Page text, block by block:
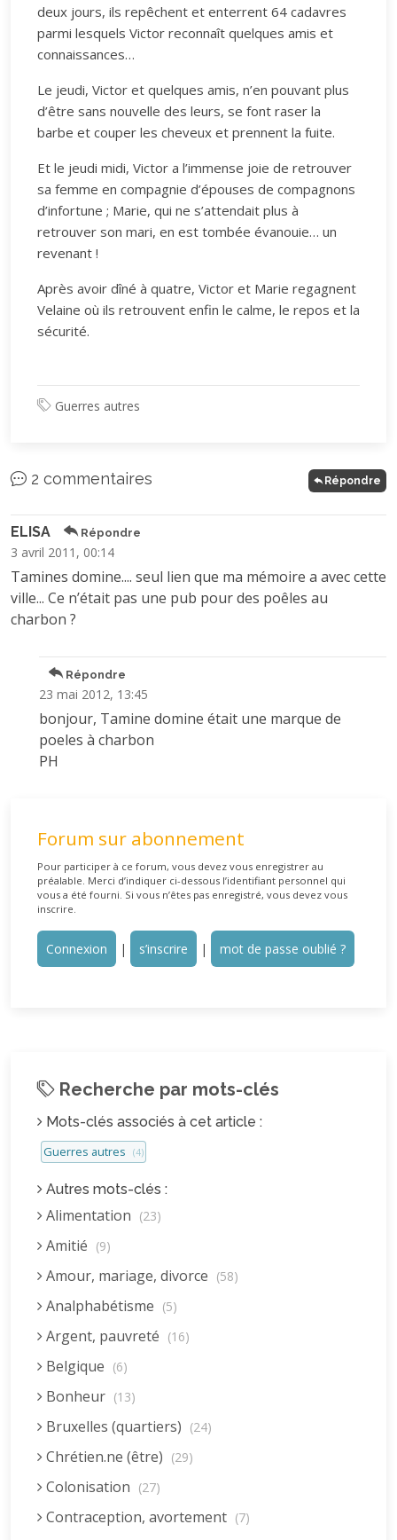
deux jours, ils repêchent et enterrent 64 cadavres
parmi lesquels Victor reconnaît quelques amis et
connaissances…
Le jeudi, Victor et quelques amis, n’en pouvant plus
d’être sans nouvelle des leurs, se font raser la
barbe et couper les cheveux et prennent la fuite.
Et le jeudi midi, Victor a l’immense joie de retrouver
sa femme en compagnie d’épouses de compagnons
d’infortune ; Marie, qui ne s’attendait plus à
retrouver son mari, en est tombée évanouie… un
revenant !
Après avoir dîné à quatre, Victor et Marie regagnent
Velaine où ils retrouvent enfin le calme, le repos et la
sécurité.
Guerres autres
2 commentaires Répondre
ELISA Répondre
3 avril 2011, 00:14
Tamines domine.... seul lien que ma mémoire a avec cette
ville... Ce n’était pas une pub pour des poêles au
charbon ?
Répondre
23 mai 2012, 13:45
bonjour, Tamine domine était une marque de
poeles à charbon
PH
Forum sur abonnement
Pour participer à ce forum, vous devez vous enregistrer au
préalable. Merci d’indiquer ci-dessous l’identifiant personnel qui
vous a été fourni. Si vous n’êtes pas enregistré, vous devez vous
inscrire.
Connexion | s’inscrire | mot de passe oublié ?
Recherche par mots-clés
Mots-clés associés à cet article :
Guerres autres (4)
Autres mots-clés :
Alimentation (23)
Amitié (9)
Amour, mariage, divorce (58)
Analphabétisme (5)
Argent, pauvreté (16)
Belgique (6)
Bonheur (13)
Bruxelles (quartiers) (24)
Chrétien.ne (être) (29)
Colonisation (27)
Contraception, avortement (7)